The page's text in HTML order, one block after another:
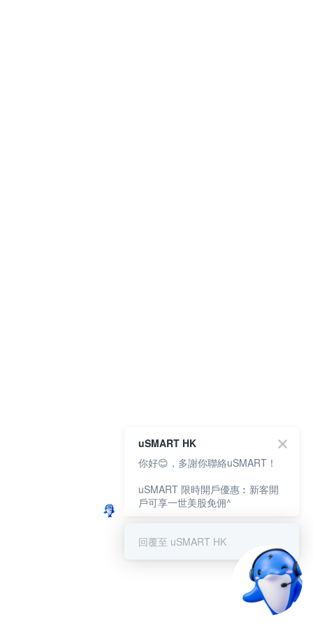
uSMART HK
你好😊，多謝你聯絡uSMART！
uSMART 限時開戶優惠︰新客開
戶可享一世美股免佣^
回覆至 uSMART HK